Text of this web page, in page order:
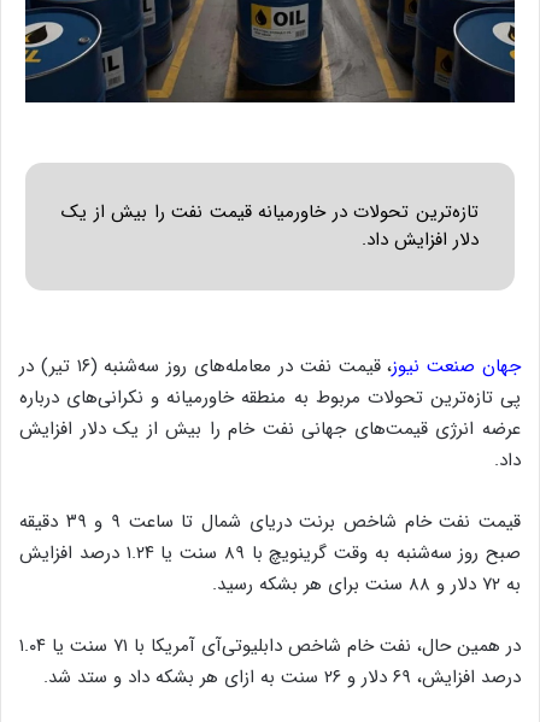
تازه‌ترین تحولات در خاورمیانه قیمت نفت را بیش از یک
دلار افزایش داد.
جهان صنعت نیوز
، قیمت نفت در معامله‌های روز سه‌شنبه (۱۶ تیر) در
پی تازه‌ترین تحولات مربوط به منطقه خاورمیانه و نکرانی‌های درباره
عرضه انرژی قیمت‌های جهانی نفت خام را بیش از یک دلار افزایش
داد.
قیمت نفت خام شاخص برنت دریای شمال تا ساعت ۹ و ۳۹ دقیقه
صبح روز سه‌شنبه به وقت گرینویچ با ۸۹ سنت یا ۱.۲۴ درصد افزایش
به ۷۲ دلار و ۸۸ سنت برای هر بشکه رسید.
در همین حال، نفت خام شاخص دابلیوتی‌آی آمریکا با ۷۱ سنت یا ۱.۰۴
درصد افزایش، ۶۹ دلار و ۲۶ سنت به ازای هر بشکه داد و ستد شد.